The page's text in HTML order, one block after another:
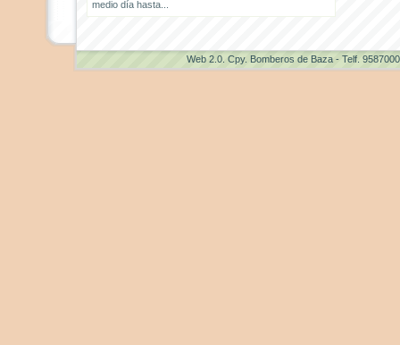
medio día hasta...
Web 2.0 . Cpy. Bomberos de Baza - Telf.